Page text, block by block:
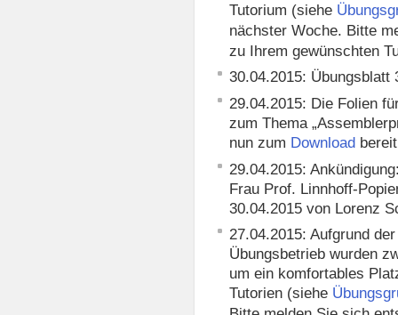
Tutorium (siehe
nächster Woche. Bitte
zu Ihrem gewünschten
30.04.2015:
29.04.2015: Die Folien
zum Thema
nun zum Download
29.04.2015:
Frau Prof. Linnhoff-
30.04.2015 von Lorenz
27.04.2015: Aufgrund
Übungsbetrieb wurden
um ein komfortables
Tutorien (siehe